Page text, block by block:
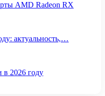
AMD Radeon RX
актуальность,…
2026 году